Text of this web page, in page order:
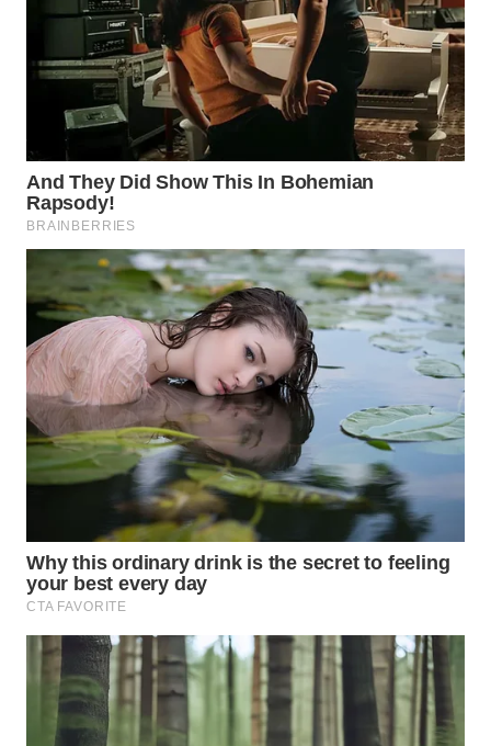
UTARA
WN
SAMOSIR
WN
PADANG
LAWAS
WN
SUMEDANG
WN
CIANJUR
KEPULAUAN
SERIBU
TANGERANG
WN
WN
CIREBON